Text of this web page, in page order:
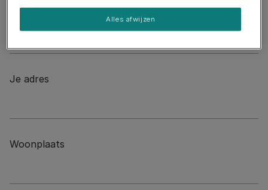
Je adres
Woonplaats
Alles afwijzen